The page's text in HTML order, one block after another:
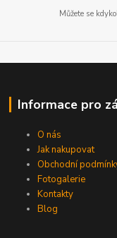
Můžete se
Informace pro
O nás
Jak nakupovat
Obchodní
Fotogalerie
Kontakty
Blog